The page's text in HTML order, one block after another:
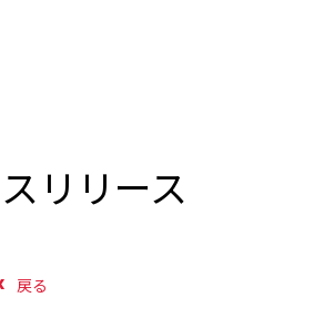
リリース
戻る